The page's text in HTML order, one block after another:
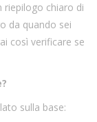
riepilogo chiaro di
da quando sei
così verificare se
sulla base: